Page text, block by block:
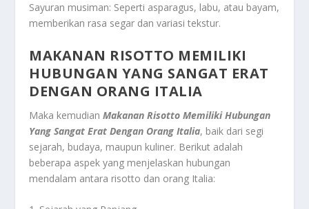
Sayuran musiman: Seperti asparagus, labu, atau bayam,
memberikan rasa segar dan variasi tekstur.
MAKANAN RISOTTO MEMILIKI
HUBUNGAN YANG SANGAT ERAT
DENGAN ORANG ITALIA
Maka kemudianMakanan Risotto Memiliki Hubungan
Yang Sangat Erat Dengan Orang Italia, baik dari segi
sejarah, budaya, maupun kuliner. Berikut adalah
beberapa aspek yang menjelaskan hubungan
mendalam antara risotto dan orang Italia: